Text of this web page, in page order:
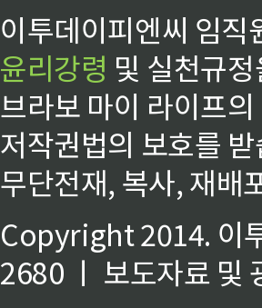
이투데이피엔씨 임
윤리강령 및 실천규
브라보 마이 라이프
저작권법의 보호를
무단전재, 복사, 재배
Copyright 2014. 이
2680 ㅣ 보도자료